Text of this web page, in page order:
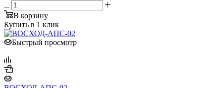
В корзину
Купить в 1 клик
Быстрый просмотр